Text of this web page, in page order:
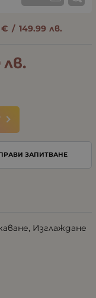
€ / 149.99 лв.
лв.
ЗАПИТВАНЕ
Изглаждане